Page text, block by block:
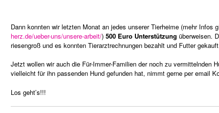
Dann konnten wir letzten Monat an jedes unserer Tierheime (mehr Infos
herz.de/ueber-uns/unsere-arbeit/) 500 Euro Unterstützung überweisen.
riesengroß und es konnten Tierarztrechnungen bezahlt und Futter
Jetzt wollen wir auch die Für-Immer-Familien der noch zu vermittelnden
vielleicht für ihn passenden Hund gefunden hat, nimmt gerne per email
Los geht’s!!!